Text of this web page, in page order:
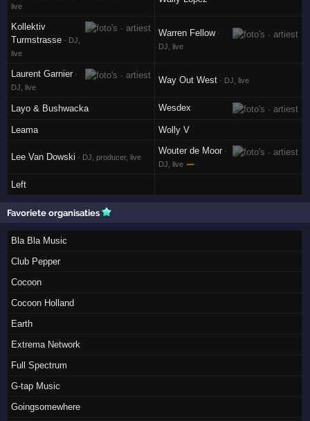
live
Kollektiv
Turmstrasse · DJ,
live
Warren Fellow·
DJ, live
Laurent Garnier ·
DJ, live
Way Out West · DJ, live
Layo & Bushwacka Wesdex
Leama Wolly V
Lee Van Dowski · DJ, producer, live
Wouter de Moor ·
DJ, live —
Left
Favoriete organisaties
Bla Bla Music
Club Pepper
Cocoon
Cocoon Holland
Earth
Extrema Network
Full Spectrum
G-tap Music
Goingsomewhere